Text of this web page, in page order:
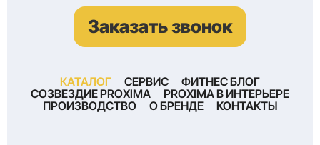
Заказать звонок
КАТАЛОГ СЕРВИС
ФИТНЕС БЛОГ
СОЗВЕЗДИЕ PROXIMA
PROXIMA В ИНТЕРЬЕРЕ
ПРОИЗВОДСТВО
О БРЕНДЕ КОНТАКТЫ